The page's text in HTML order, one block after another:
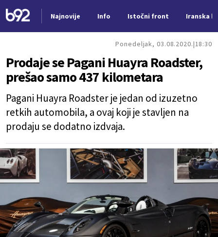
Najnovije Info Istočni front Iranska
Ponedeljak, 03.08.2020. 18:30
Prodaje se Pagani Huayra Roadster,
prešao samo 437 kilometara
Pagani Huayra Roadster je jedan od izuzetno
retkih automobila, a ovaj koji je stavljen na
prodaju se dodatno izdvaja.